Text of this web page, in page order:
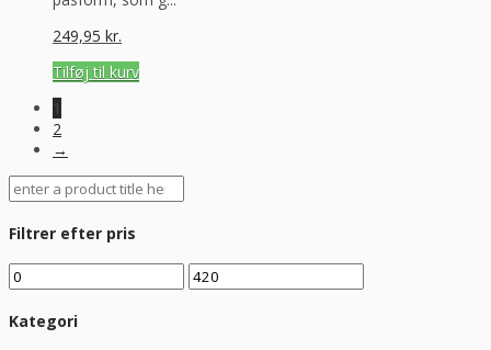
249,95 kr.
Tilføj til kurv
1
2
→
Filtrer efter pris
Kategori